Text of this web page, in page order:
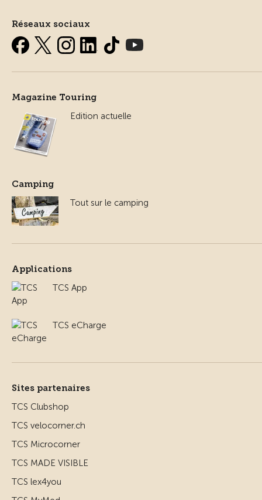
Réseaux sociaux
Magazine Touring
Edition actuelle
Camping
Tout sur le camping
Applications
TCS App
TCS eCharge
Sites partenaires
TCS Clubshop
TCS velocorner.ch
TCS Microcorner
TCS MADE VISIBLE
TCS lex4you